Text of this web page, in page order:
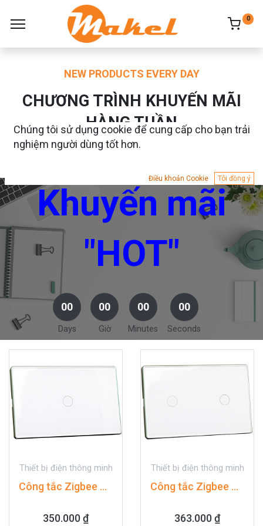
0
NEW PRODUCTS EVERY DAY
CHƯƠNG TRÌNH KHUYẾN MÃI
HÀNG TUẦN
Khuyến mãi
"HOT"
00
Days
00
Giờ
00
Minutes
00
Seconds
Thiết bị điện thông minh
Công tắc Zigbee Smerten SMN-US-L1
350.000₫
Thiết bị điện thông minh
Công tắc Zigbee Smerten SMN-US-L2
363.000₫
Chúng tôi sử dụng cookie để cung cấp cho bạn trải
nghiệm người dùng tốt hơn.
Điều khoản Cookie Tôi đồng ý